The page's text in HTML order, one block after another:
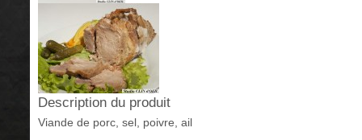
Description du produit
Viande de porc, sel, poivre, ail